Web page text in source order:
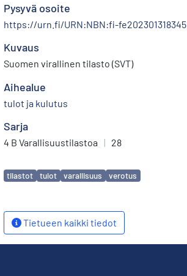
Pysyvä osoite
https://urn.fi/URN:NBN:fi-fe202301318345
Kuvaus
Suomen virallinen tilasto (SVT)
Aihealue
tulot ja kulutus
Sarja
4 B Varallisuustilastoa | 28
Avainsanat
tilastot tulot varallisuus verotus
Tietueen kaikki tiedot